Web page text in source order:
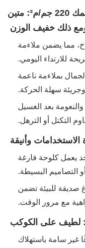
4. قماش قطني متوسط الوزن بسُمك 220 جم/م²: متين
ذلك خفيف الوزن
مما يضمن ملاءمة
للارتداء اليومي.
بملاءمة ناعمة
وجريئة سهلة الحركة.
بعد الغسيل
التكتل أو الترهل.
يعمل كلوحة فارغة
التصاميم البسيطة.
صديقة للبيئة تضمن
زاهية مع مرور الوقت.
غير سامة باستهلاك